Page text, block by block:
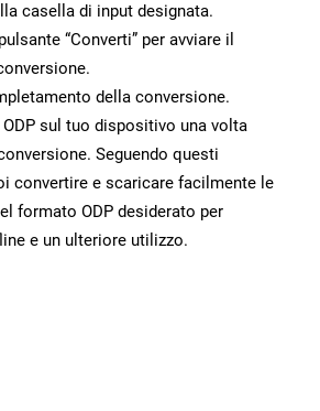
casella di input designata.
“Converti” per avviare il
della conversione.
sul tuo dispositivo una volta
Seguendo questi
convertire e scaricare facilmente le
formato ODP desiderato per
e un ulteriore utilizzo.